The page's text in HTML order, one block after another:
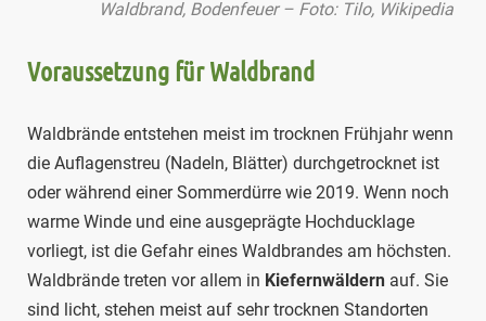
Waldbrand, Bodenfeuer – Foto: Tilo, Wikipedia
Voraussetzung für Waldbrand
Waldbrände entstehen meist im trocknen Frühjahr wenn
die Auflagenstreu (Nadeln, Blätter) durchgetrocknet ist
oder während einer Sommerdürre wie 2019. Wenn noch
warme Winde und eine ausgeprägte Hochducklage
vorliegt, ist die Gefahr eines Waldbrandes am höchsten.
Waldbrände treten vor allem in Kiefernwäldern auf. Sie
sind licht, stehen meist auf sehr trocknen Standorten